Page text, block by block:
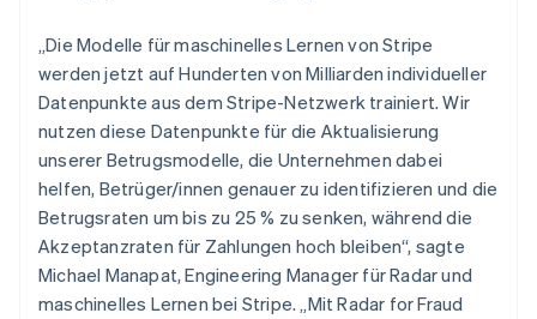
Stripe-Sessions 2026
Erfahren Sie, wie Stripe Lösungen für die
Jetzt ansehen
„Die Modelle für maschinelles Lernen von Stripe
werden jetzt auf Hunderten von Milliarden individueller
Datenpunkte aus dem Stripe-Netzwerk trainiert. Wir
nutzen diese Datenpunkte für die Aktualisierung
unserer Betrugsmodelle, die Unternehmen dabei
helfen, Betrüger/innen genauer zu identifizieren und die
Betrugsraten um bis zu 25 % zu senken, während die
Akzeptanzraten für Zahlungen hoch bleiben“, sagte
Michael Manapat, Engineering Manager für Radar und
maschinelles Lernen bei Stripe. „Mit Radar for Fraud